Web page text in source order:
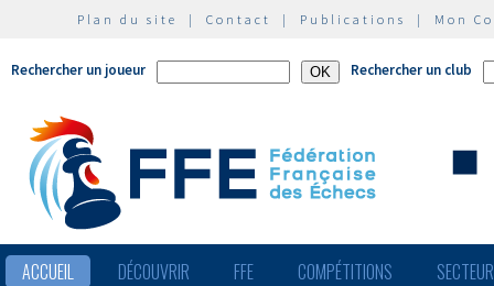
Plan du site | Contact | Publications | Mon
Rechercher un joueur Rechercher un club
ACCUEIL DÉCOUVRIR FFE COMPÉTITIONS